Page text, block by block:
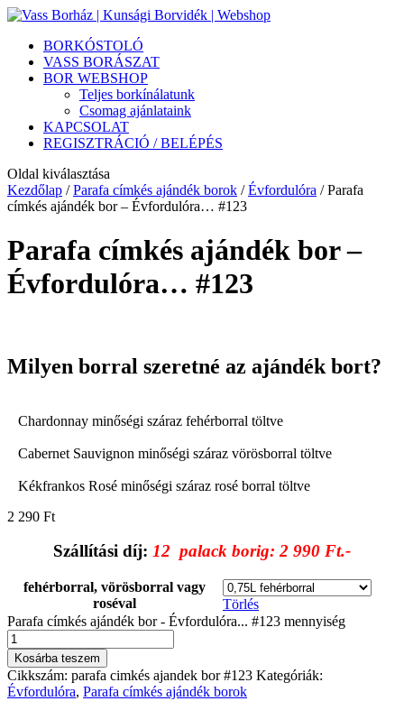
BORKÓSTOLÓ
VASS BORÁSZAT
BOR WEBSHOP
Teljes borkínálatunk
Csomag ajánlataink
KAPCSOLAT
REGISZTRÁCIÓ / BELÉPÉS
Oldal kiválasztása
Kezdőlap /Parafa címkés ajándék borok /Évfordulóra / Parafa
címkés ajándék bor – Évfordulóra… #123
Parafa címkés ajándék bor –
Évfordulóra… #123
Milyen borral szeretné az ajándék bort?
Chardonnay minőségi száraz fehérborral töltve
Cabernet Sauvignon minőségi száraz vörösborral töltve
Kékfrankos Rosé minőségi száraz rosé borral töltve
2 290 Ft
Szállítási díj: 12 palack borig: 2 990 Ft.-
fehérborral, vörösborral vagy
roséval
Törlés
Parafa címkés ajándék bor - Évfordulóra... #123 mennyiség
Kosárba teszem
Cikkszám: parafa cimkés ajandek bor #123 Kategóriák:
Évfordulóra, Parafa címkés ajándék borok